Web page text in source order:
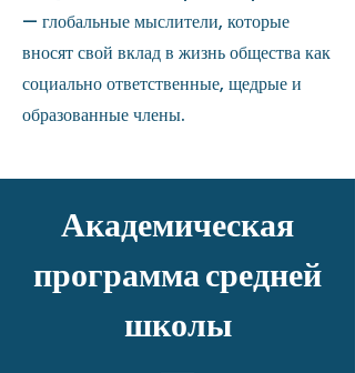
— глобальные мыслители, которые
вносят свой вклад в жизнь общества как
социально ответственные, щедрые и
образованные члены.
Академическая
программа средней
школы